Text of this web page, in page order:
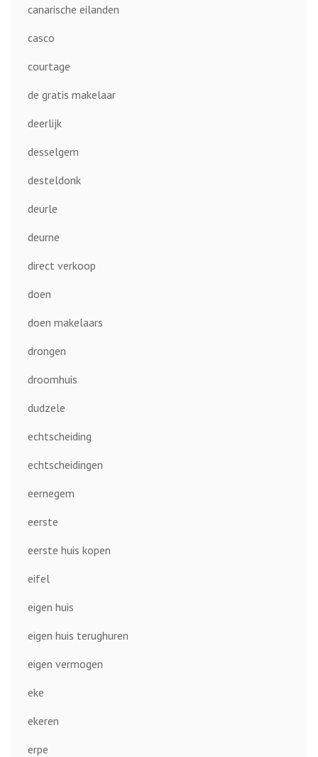
canarische eilanden
casco
courtage
de gratis makelaar
deerlijk
desselgem
desteldonk
deurle
deurne
direct verkoop
doen
doen makelaars
drongen
droomhuis
dudzele
echtscheiding
echtscheidingen
eernegem
eerste
eerste huis kopen
eifel
eigen huis
eigen huis terughuren
eigen vermogen
eke
ekeren
erpe